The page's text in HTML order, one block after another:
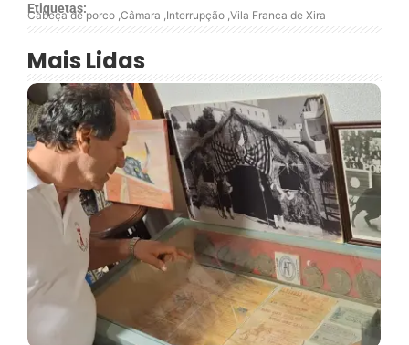
Etiquetas:
Cabeça de porco Câmara Interrupção Vila Franca de Xira
Mais Lidas